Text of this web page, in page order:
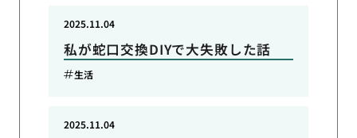
私が蛇口交換DIYで大失敗した話
2025.11.04
生活
2025.11.04